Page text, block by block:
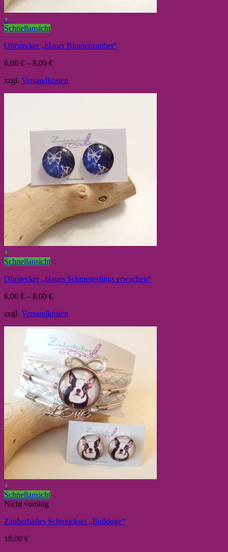
+
Schnellansicht
Ohrstecker „blauer Blumenzauber“
6,00 € – 8,00 €
zzgl. Versandkosten
+
Schnellansicht
Ohrstecker „blaues Schmetterlings erwachen“
6,00 € – 8,00 €
zzgl. Versandkosten
+
Schnellansicht
Nicht vorrätig
Zauberhaftes Schmuckset „Bulldoge“
19,00 €